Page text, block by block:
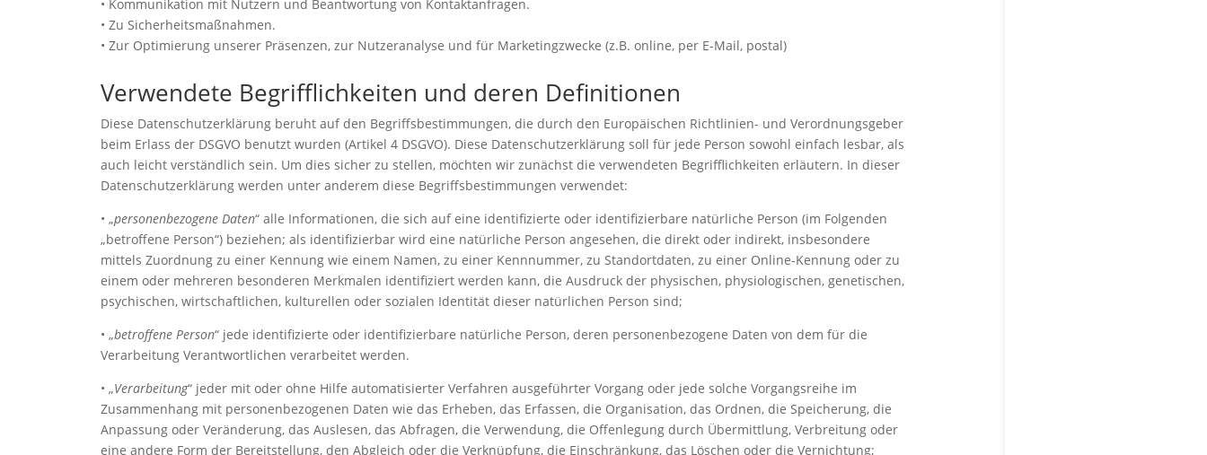
• Kommunikation mit Nutzern und Beantwortung von Kontaktanfragen.
• Zu Sicherheitsmaßnahmen.
• Zur Optimierung unserer Präsenzen, zur Nutzeranalyse und für Marketingzwecke (z.B. online, per E-Mail, postal)
Verwendete Begrifflichkeiten und deren Definitionen
Diese Datenschutzerklärung beruht auf den Begriffsbestimmungen, die durch den Europäischen Richtlinien- und Verordnungsgeber
beim Erlass der DSGVO benutzt wurden (Artikel 4 DSGVO). Diese Datenschutzerklärung soll für jede Person sowohl einfach lesbar, als
auch leicht verständlich sein. Um dies sicher zu stellen, möchten wir zunächst die verwendeten Begrifflichkeiten erläutern. In dieser
Datenschutzerklärung werden unter anderem diese Begriffsbestimmungen verwendet:
• „personenbezogene Daten“ alle Informationen, die sich auf eine identifizierte oder identifizierbare natürliche Person (im Folgenden
„betroffene Person“) beziehen; als identifizierbar wird eine natürliche Person angesehen, die direkt oder indirekt, insbesondere
mittels Zuordnung zu einer Kennung wie einem Namen, zu einer Kennnummer, zu Standortdaten, zu einer Online-Kennung oder zu
einem oder mehreren besonderen Merkmalen identifiziert werden kann, die Ausdruck der physischen, physiologischen, genetischen,
psychischen, wirtschaftlichen, kulturellen oder sozialen Identität dieser natürlichen Person sind;
• „betroffene Person“ jede identifizierte oder identifizierbare natürliche Person, deren personenbezogene Daten von dem für die
Verarbeitung Verantwortlichen verarbeitet werden.
• „Verarbeitung“ jeder mit oder ohne Hilfe automatisierter Verfahren ausgeführter Vorgang oder jede solche Vorgangsreihe im
Zusammenhang mit personenbezogenen Daten wie das Erheben, das Erfassen, die Organisation, das Ordnen, die Speicherung, die
Anpassung oder Veränderung, das Auslesen, das Abfragen, die Verwendung, die Offenlegung durch Übermittlung, Verbreitung oder
eine andere Form der Bereitstellung, den Abgleich oder die Verknüpfung, die Einschränkung, das Löschen oder die Vernichtung;